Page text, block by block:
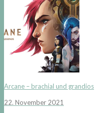
Arcane – brachial und grandios
22. November 2021